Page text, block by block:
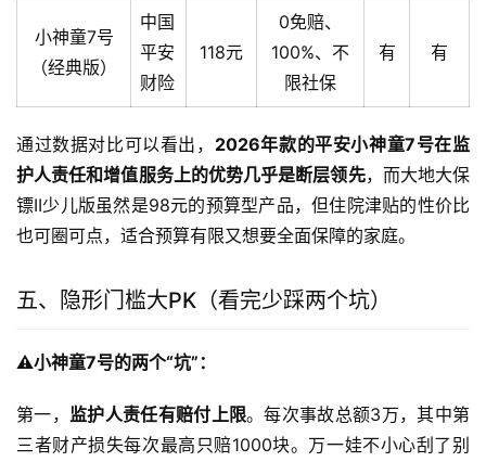
小神童7号
（经典版）
中国
平安
财险
118元
0免赔、
100%、不
限社保
有 有
通过数据对比可以看出， 2026年款的平安小神童7号在监
护人责任和增值服务上的优势几乎是断层领先，而大地大保
镖II少儿版虽然是98元的预算型产品，但住院津贴的性价比
也可圈可点，适合预算有限又想要全面保障的家庭。
五、隐形门槛大PK（看完少踩两个坑）
⚠️小神童7号的两个“坑”：
第一， 监护人责任有赔付上限。每次事故总额3万，其中第
三者财产损失每次最高只赔1000块。万一娃不小心刮了别